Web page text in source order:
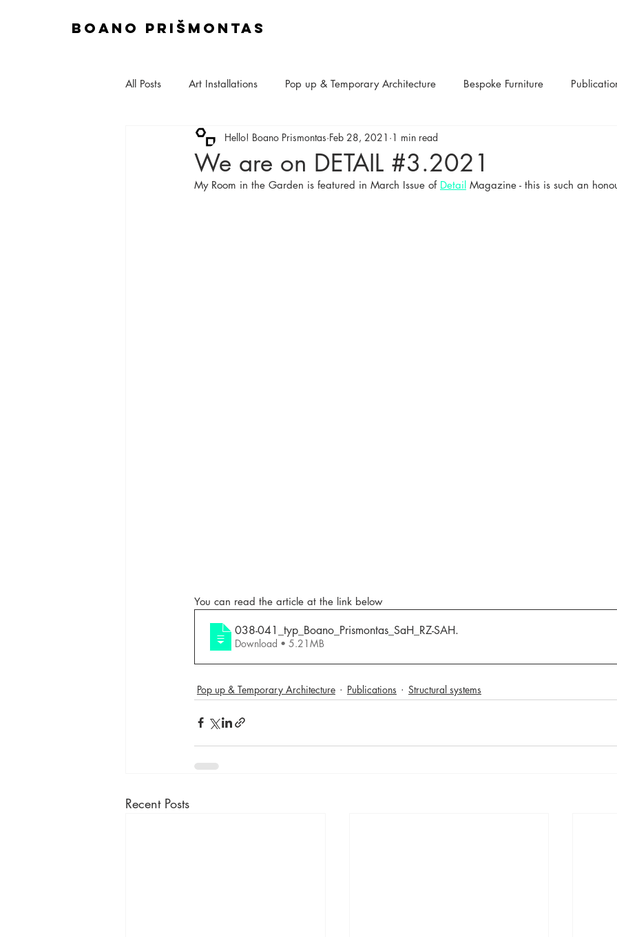
boano prišmontas
All Posts Art Installations Pop up & Temporary Architecture Bespoke Furniture
Site & Construction Exhibitions Up-cycled Design Festivals
Talks & Lectures Competitions
We are on DETAIL #3.2021
Hello! Boano Prismontas Feb 28, 2021 1 min read
My Room in the Garden is featured in March Issue of Detail Magazine - this is such an
You can read the article at the link below
038-041_typ_Boano_Prismontas_SaH_RZ-SAH.
Download • 5.21MB
Pop up & Temporary Architecture Publications Structural systems
Recent Posts